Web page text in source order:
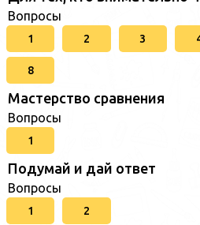
Вопросы
1 2 3
8
Мастерство сравнения
Вопросы
1
Подумай и дай ответ
Вопросы
1 2